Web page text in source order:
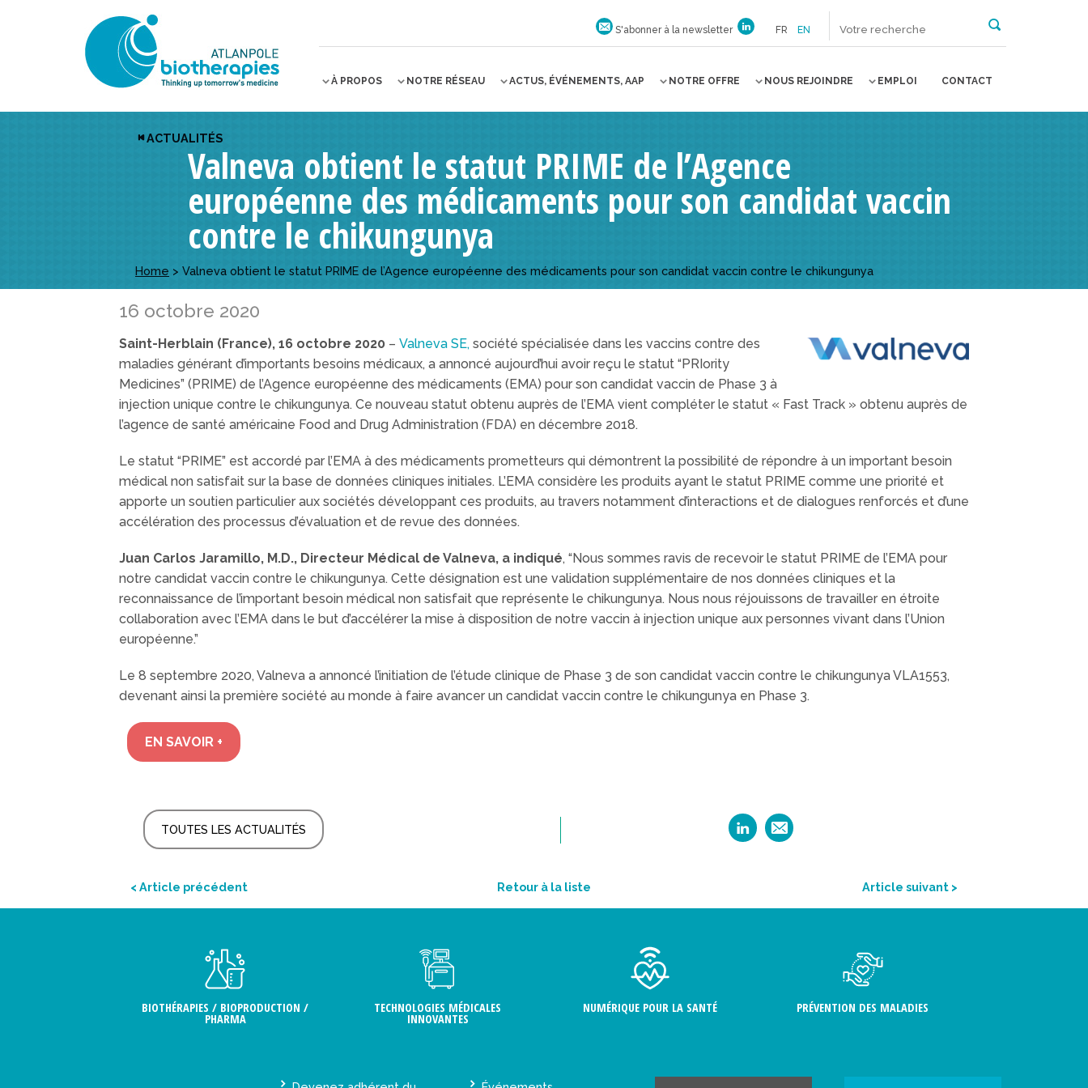
S'abonner à la newsletter FR EN
À PROPOS NOTRE RÉSEAU ACTUS, ÉVÉNEMENTS, AAP NOTRE OFFRE NOUS REJOINDRE EMPLOI CONTACT
ACTUALITÉS
Valneva obtient le statut PRIME de l’Agence
européenne des médicaments pour son candidat vaccin
contre le chikungunya
Home > Valneva obtient le statut PRIME de l’Agence européenne des médicaments pour son candidat vaccin contre le chikungunya
16 octobre 2020
Saint-Herblain (France), 16 octobre 2020 – Valneva SE, société spécialisée dans les vaccins contre des
maladies générant d’importants besoins médicaux, a annoncé aujourd’hui avoir reçu le statut “PRIority
Medicines” (PRIME) de l’Agence européenne des médicaments (EMA) pour son candidat vaccin de Phase 3 à
injection unique contre le chikungunya. Ce nouveau statut obtenu auprès de l’EMA vient compléter le statut « Fast Track » obtenu auprès de
l’agence de santé américaine Food and Drug Administration (FDA) en décembre 2018.
Le statut “PRIME” est accordé par l’EMA à des médicaments prometteurs qui démontrent la possibilité de répondre à un important besoin
médical non satisfait sur la base de données cliniques initiales. L’EMA considère les produits ayant le statut PRIME comme une priorité et
apporte un soutien particulier aux sociétés développant ces produits, au travers notamment d’interactions et de dialogues renforcés et d’une
accélération des processus d’évaluation et de revue des données.
Juan Carlos Jaramillo, M.D., Directeur Médical de Valneva, a indiqué, “Nous sommes ravis de recevoir le statut PRIME de l’EMA pour
notre candidat vaccin contre le chikungunya. Cette désignation est une validation supplémentaire de nos données cliniques et la
reconnaissance de l’important besoin médical non satisfait que représente le chikungunya. Nous nous réjouissons de travailler en étroite
collaboration avec l’EMA dans le but d’accélérer la mise à disposition de notre vaccin à injection unique aux personnes vivant dans l’Union
européenne.”
Le 8 septembre 2020, Valneva a annoncé l’initiation de l’étude clinique de Phase 3 de son candidat vaccin contre le chikungunya VLA1553,
devenant ainsi la première société au monde à faire avancer un candidat vaccin contre le chikungunya en Phase 3.
EN SAVOIR +
TOUTES LES ACTUALITÉS
< Article précédent Retour à la liste Article suivant >
BIOTHÉRAPIES / BIOPRODUCTION /
PHARMA
TECHNOLOGIES MÉDICALES
INNOVANTES
NUMÉRIQUE POUR LA SANTÉ PRÉVENTION DES MALADIES